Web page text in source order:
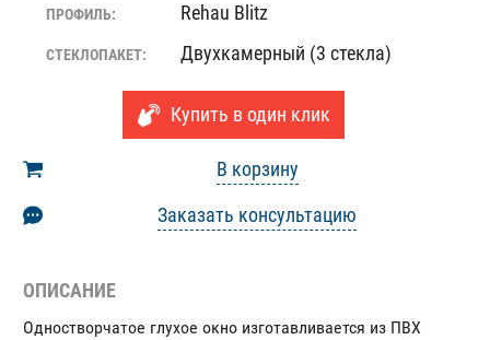
ПРОФИЛЬ: Rehau Blitz
СТЕКЛОПАКЕТ: Двухкамерный (3 стекла)
Купить в один клик
В корзину
Заказать консультацию
ОПИСАНИЕ
Одностворчатое глухое окно изготавливается из ПВХ